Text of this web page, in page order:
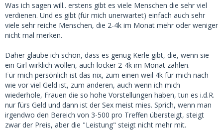
Was ich sagen will.. erstens gibt es viele Menschen die sehr viel
verdienen. Und es gibt (für mich unerwartet) einfach auch sehr
viele sehr reiche Menschen, die 2-4k im Monat mehr oder weniger
nicht mal merken.
Daher glaube ich schon, dass es genug Kerle gibt, die, wenn sie
ein Girl wirklich wollen, auch locker 2-4k im Monat zahlen.
Für mich persönlich ist das nix, zum einen weil 4k für mich nach
wie vor viel Geld ist, zum anderen, auch wenn ich mich
wiederhole, Frauen die so hohe Vorstellungen haben, tun es i.d.R.
nur fürs Geld und dann ist der Sex meist mies. Sprich, wenn man
irgendwo den Bereich von 3-500 pro Treffen übersteigt, steigt
zwar der Preis, aber die "Leistung" steigt nicht mehr mit.